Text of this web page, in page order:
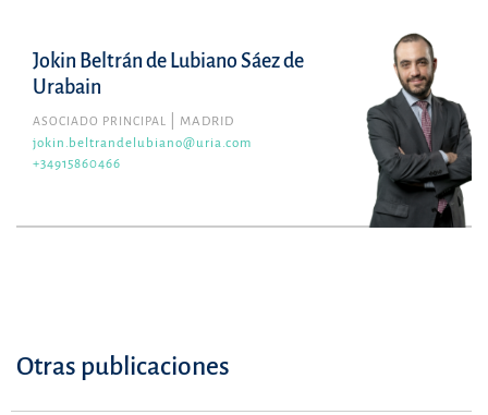
Jokin Beltrán de Lubiano Sáez de
Urabain
ASOCIADO PRINCIPAL
MADRID
jokin.beltrandelubiano@uria.com
+34915860466
Otras publicaciones